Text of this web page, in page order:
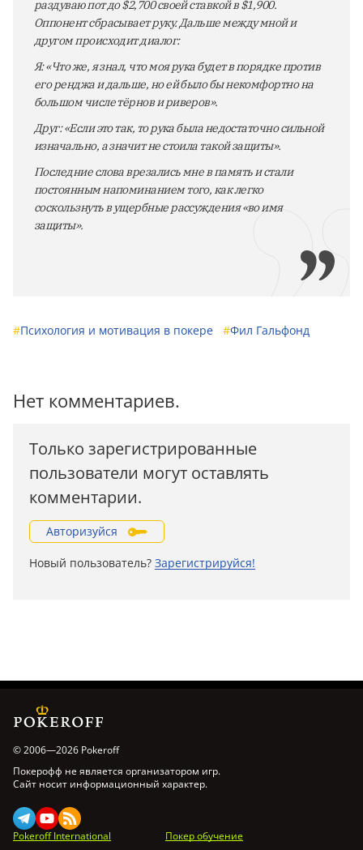
раздуваю пот до $2,700 своей ставкой в $1,900.
Оппонент сбрасывает руку. Дальше между мной и
другом происходит диалог:
Я: «Что же, я знал, что моя рука будет в порядке против
его ренджа и дальше, но ей было бы некомфортно на
большом числе тёрнов и риверов».
Друг: «Если это так, то рука была недостаточно сильной
изначально, а значит не стоила такой защиты».
Последние слова врезались мне в память и стали
постоянным напоминанием того, как легко
соскользнуть в ущербные рассуждения «во имя
защиты».
#Психология и мотивация в покере #Фил Гальфонд
Нет комментариев.
Только зарегистрированные
пользователи могут оставлять
комментарии.
Авторизуйся
Новый пользователь? Зарегистрируйся!
© 2006—2026 Pokeroff
Покерофф не является организатором игр.
Сайт носит информационный характер.
Pokeroff International Покер обучение